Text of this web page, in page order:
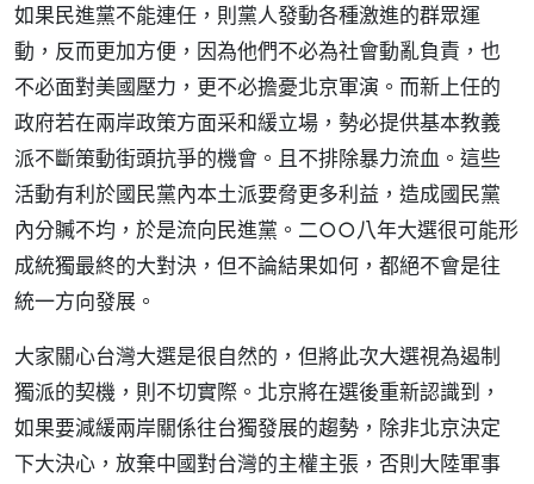
如果民進黨不能連任，則黨人發動各種激進的群眾運
動，反而更加方便，因為他們不必為社會動亂負責，也
不必面對美國壓力，更不必擔憂北京軍演。而新上任的
政府若在兩岸政策方面采和緩立場，勢必提供基本教義
派不斷策動街頭抗爭的機會。且不排除暴力流血。這些
活動有利於國民黨內本土派要脅更多利益，造成國民黨
內分贓不均，於是流向民進黨。二○○八年大選很可能形
成統獨最終的大對決，但不論結果如何，都絕不會是往
統一方向發展。
大家關心台灣大選是很自然的，但將此次大選視為遏制
獨派的契機，則不切實際。北京將在選後重新認識到，
如果要減緩兩岸關係往台獨發展的趨勢，除非北京決定
下大決心，放棄中國對台灣的主權主張，否則大陸軍事